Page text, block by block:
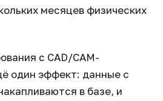
месяцев физических
с CAD/CAM-
один эффект: данные с
в базе, и